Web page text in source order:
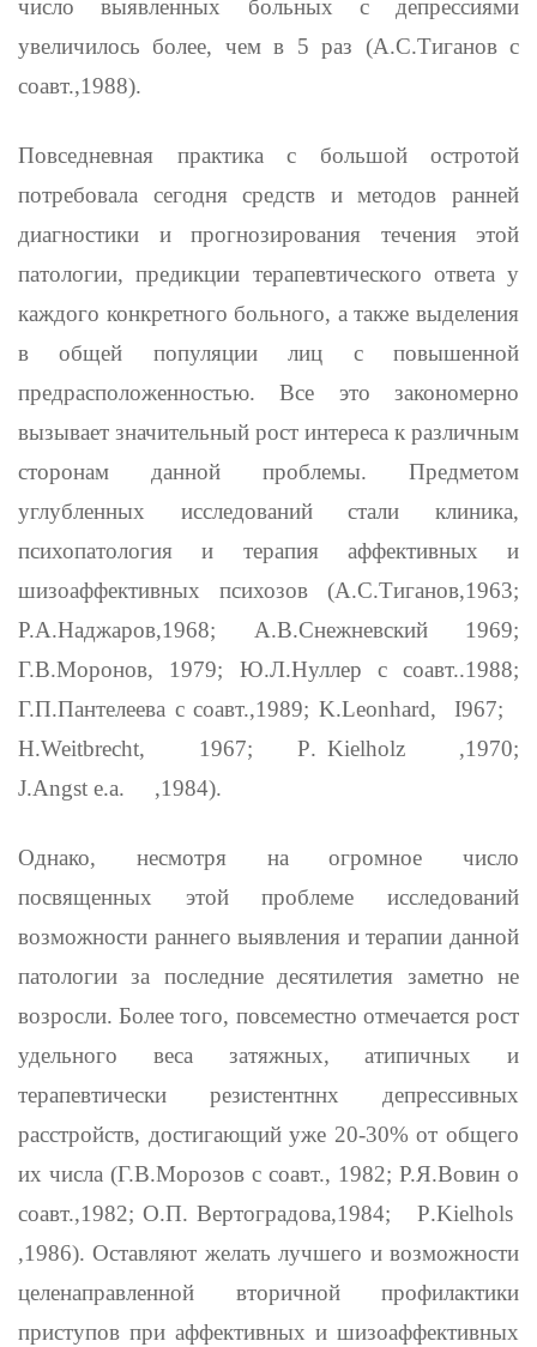
число выяв­ленных больных с депрессиями
увеличилось более, чем в 5 раз (А.С.Тиганов с
cоавт.,1988).
Повседневная практика с большой остротой
потребовала сегодня средств и методов ранней
диагностики и прогнозирования течения этой
патологии, предикции терапевтического ответа у
каждого конкретного больного, а также выделения
в общей популяции лиц с повышенной
предрасположенностью. Все это закономерно
вызывает значительный рост интереса к различным
сторонам данной проблемы. Предметом
углубленных исследований стали клиника,
психопатоло­гия и терапия аффективных и
шизоаффективных психозов (А.С.Тиганов,1963;
Р.А.Наджаров,1968; А.В.Снежневский 1969;
Г.В.Моронов, 1979; Ю.Л.Нуллер с соавт..1988;
Г.П.Пантелеева с соавт.,1989; K.Leonhard, I967;
H.Weitbrecht, 1967; P. Kielholz
,1970;
J.Angst е.а. ,1984).
Однако, несмотря на огромное число
посвященных этой проблеме исследований
возможности раннего выявления и терапии данной
патологии за последние десятилетия заметно не
возросли. Более того, повсеместно отмечается рост
удельного веса затяжных, атипичных и
терапевтически резистентннх депрессивных
расстройств, достигающий уже 20-30% от общего
их числа (Г.В.Морозов с соавт., 1982; Р.Я.Вовин о
соавт.,1982; О.П. Вертоградова,1984;
P.Kielhols
,1986). Оставляют желать лучшего и возможности
целена­правленной вторичной профилактики
приступов при аффективных и шизоаффективных